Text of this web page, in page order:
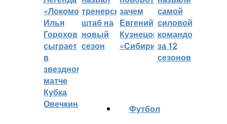
«Локомотива»
Илья
Горохов
сыграет
в
звездном
матче
Кубка
Овечкина
тренерский
штаб на
новый
сезон
зачем
Евгений
Кузнецов
«Сибири»?
самой
силовой
командой
за 12
сезонов
Футбол